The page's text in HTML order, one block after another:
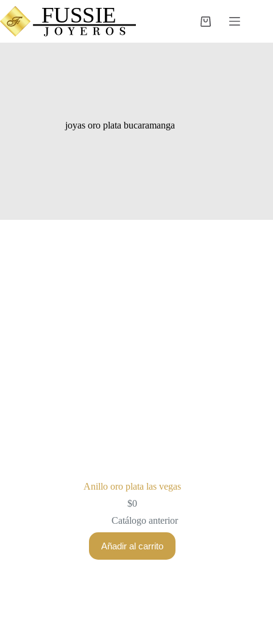
Saltar
al
contenido
Carro
joyas oro plata bucaramanga
Anillo oro plata las vegas
$0
Catálogo anterior
Añadir al carrito